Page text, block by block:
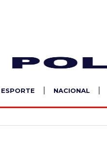
ESPORTE NACIONAL